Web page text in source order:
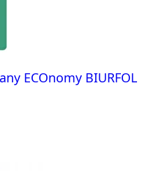
ECOnomy BIURFOL